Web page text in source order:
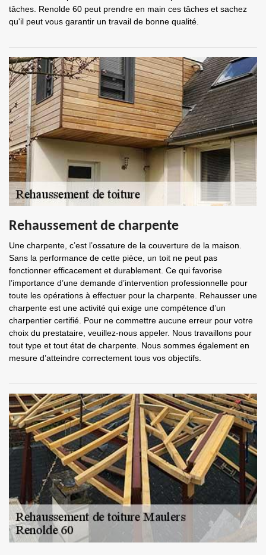
tâches. Renolde 60 peut prendre en main ces tâches et sachez
qu'il peut vous garantir un travail de bonne qualité.
Rehaussement de charpente
Une charpente, c’est l’ossature de la couverture de la maison.
Sans la performance de cette pièce, un toit ne peut pas
fonctionner efficacement et durablement. Ce qui favorise
l’importance d’une demande d’intervention professionnelle pour
toute les opérations à effectuer pour la charpente. Rehausser une
charpente est une activité qui exige une compétence d’un
charpentier certifié. Pour ne commettre aucune erreur pour votre
choix du prestataire, veuillez-nous appeler. Nous travaillons pour
tout type et tout état de charpente. Nous sommes également en
mesure d’atteindre correctement tous vos objectifs.